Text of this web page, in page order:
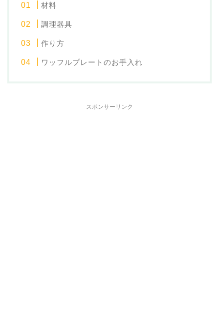
材料
調理器具
作り方
ワッフルプレートのお手入れ
スポンサーリンク